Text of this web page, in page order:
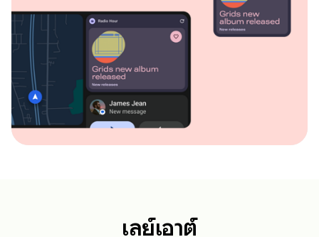
เลย์เอาต์